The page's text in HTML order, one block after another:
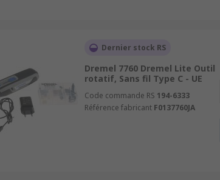
Dernier stock RS
Dremel 7760 Dremel Lite Outil
rotatif, Sans fil Type C - UE
Code commande RS 194-6333
Référence fabricant F0137760JA